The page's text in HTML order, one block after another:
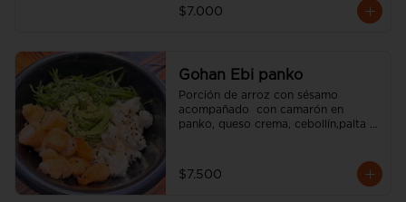
$7.000
Gohan Ebi panko
Porción de arroz con sésamo
acompañado  con camarón en
panko, queso crema, cebollín,palta y
$7.500